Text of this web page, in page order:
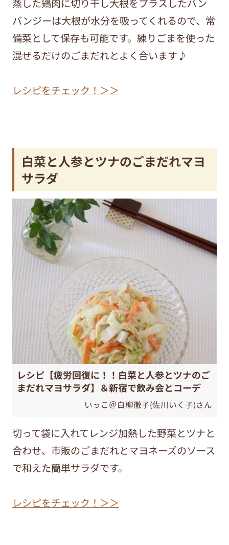
蒸した鶏肉に切り干し大根をプラスしたバン
バンジーは大根が水分を吸ってくれるので、常
備菜として保存も可能です。練りごまを使った
混ぜるだけのごまだれとよく合います♪
レシピをチェック！＞＞
白菜と人参とツナのごまだれマヨ
サラダ
レシピ【疲労回復に！！白菜と人参とツナのご
まだれマヨサラダ】＆新宿で飲み会とコーデ
いっこ＠白柳徹子(佐川いく子)さん
切って袋に入れてレンジ加熱した野菜とツナと
合わせ、市販のごまだれとマヨネーズのソース
で和えた簡単サラダです。
レシピをチェック！＞＞